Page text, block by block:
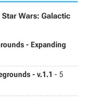
Wars: Galactic
- Expanding
- v.1.1 - 5